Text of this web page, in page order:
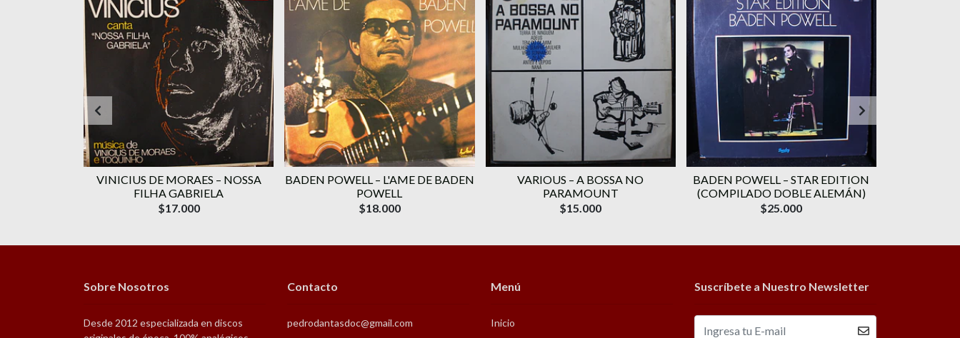
VINICIUS DE MORAES ‎– NOSSA
FILHA GABRIELA
$17.000
BADEN POWELL ‎– L'AME DE BADEN
POWELL
$18.000
VARIOUS ‎– A BOSSA NO
PARAMOUNT
$15.000
BADEN POWELL ‎– STAR EDITION
(COMPILADO DOBLE ALEMÁN)
$25.000
Sobre Nosotros
Desde 2012 especializada en discos
Contacto
pedrodantasdoc@gmail.com
Menú
Inicio
Suscríbete a Nuestro Newsletter